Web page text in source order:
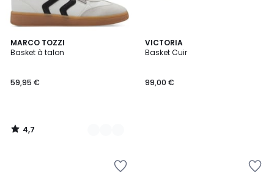
MARCO TOZZI
Basket à talon
59,95 €
4,7
/ 5
13
Couleurs
4,7
/
VICTORIA
Basket Cuir
99,00 €